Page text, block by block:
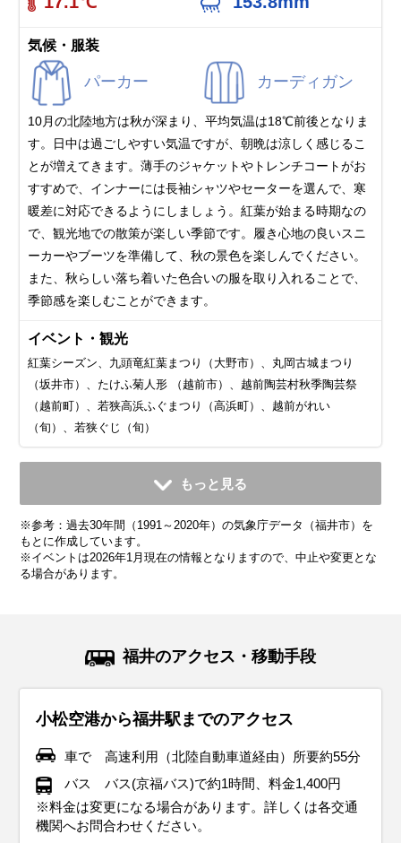
気候・服装
パーカー カーディガン
10月の北陸地方は秋が深まり、平均気温は18℃前後となりま
す。日中は過ごしやすい気温ですが、朝晩は涼しく感じるこ
とが増えてきます。薄手のジャケットやトレンチコートがお
すすめで、インナーには長袖シャツやセーターを選んで、寒
暖差に対応できるようにしましょう。紅葉が始まる時期なの
で、観光地での散策が楽しい季節です。履き心地の良いスニ
ーカーやブーツを準備して、秋の景色を楽しんでください。
また、秋らしい落ち着いた色合いの服を取り入れることで、
季節感を楽しむことができます。
イベント・観光
紅葉シーズン、九頭竜紅葉まつり（大野市）、丸岡古城まつり
（坂井市）、たけふ菊人形 （越前市）、越前陶芸村秋季陶芸祭
（越前町）、若狭高浜ふぐまつり（高浜町）、越前がれい
（旬）、若狭ぐじ（旬）
11月
平均気温・降水量
11.3℃ 196.1mm
気候・服装
11月の北陸地方は紅葉が見頃を迎え、秋らしい景色が広がる
手のジャケットがぴったりで、インナーにはセーターやター
トルネックを合わせて体をしっかり温めましょう。足元には
ブーツを選んで、寒さから守りながら観光中も快適に過ごせ
ます。観光地では冷えを感じることもあるので、ストールや
手袋を携帯しておくと安心です。秋の北陸地方ならではの美
しい庭園や茶屋街を訪れる際には、季節感を意識したスタイ
12月
平均気温・降水量
5.9℃ 304.0mm
気候・服装
12月の北陸地方は冬本番。平均気温は6℃前後で、最低気温
ートテックやフリース素材を取り入れると、寒い日でも快適
に過ごせます。手袋やマフラー、帽子などの防寒小物も忘れ
ずに準備してください。降雪がある場合には、防水性の高い
ブーツと滑りにくいソールを選ぶことが大切です。冬のイル
ミネーションや伝統的な年末行事を楽しむためには、温かさ
と動きやすさを兼ね備えた服装がポイントです。
1月
平均気温・降水量
3.2℃ 284.9mm
気候・服装
1月の北陸地方は寒さが厳しい季節です。平均気温は約4℃
で、厚手のコートやダウンジャケットが必須。足元には防水
性のある滑りにくいソールのブーツがおすすめです。インナ
ーにはヒートテックやフリース素材を取り入れて、しっかり
重ね着を。手袋、マフラー、帽子などの小物も忘れずに準備
して、寒さに負けず快適に過ごしましょう。
2月
平均気温・降水量
3.7℃ 167.7mm
気候・服装
2月の北陸地方は平均気温は4℃程度ですが、雪が多いので防
ックや厚手のセーターでしっかり保温を。北陸地方は風が強
い日も多いので、風を通しにくい素材のコートを選ぶとさら
に快適です。屋外観光では重ね着で体温調整しやすい服装が
おすすめ。雪道で滑らないアイテムがあれば、街歩きも安心
して楽しめます。
3月
平均気温・降水量
7.2℃ 160.7mm
気候・服装
3月の北陸地方は冬から春への移り変わりを感じる季節。平
おすすめ。インナーには厚手のセーターや長袖シャツを着
て、日中はカーディガンなどで調整できると便利です。ま
た、雨が降る日が多いので、防水性のある靴や折りたたみ傘
を持っておくと安心。春の訪れを楽しめる庭園や街歩きに
は、動きやすい服装で出かけましょう。
4月
平均気温・降水量
12.8℃ 137.2mm
気候・服装
4月の北陸地方は春本番！桜が咲き誇り、暖かい日が増える
長袖シャツを合わせて、朝晩の寒さ対策にカーディガンを持
ち歩くと安心です。観光でたくさん歩くことを考えて、履き
心地の良いスニーカーがおすすめ。雨が降る日もあるので、
防水性のある靴や傘を準備しておくと快適に過ごせます。
イベント・観光
5月
平均気温・降水量
18.1℃ 139.1mm
気候・服装
5月の北陸地方は春から初夏への移り変わりを感じる季節で
く、朝晩の涼しさには軽く羽織れるアイテムが便利です。半
袖シャツや薄手のパンツを取り入れた軽やかなコーデで、観
光も快適に楽しめます。晴れた日が多いですが、急な雨に備
えて折りたたみ傘を持っておくと安心です。観光でたくさん
歩く場合は、クッション性のあるスニーカーを履いて足元も
快適に。
6月
平均気温・降水量
22.0℃ 152.8mm
気候・服装
6月の北陸地方は梅雨入りし、雨の日が多くなります。平均
パンツを基本に、必要に応じて軽めのジャケットを羽織ると
便利です。雨対策として、防水性のあるジャケットやレイン
コートを持参すると安心。靴は防水加工されたスニーカーや
レインシューズを選ぶと、雨の日でも快適に観光を楽しめま
す。さらに、屋外観光の際は荷物が濡れないように防水バッ
グも用意しておくと安心です。
7月
平均気温・降水量
26.1℃ 239.8mm
気候・服装
7月の北陸地方は夏本番！平均気温は25℃〜30℃とかなり暑
として、帽子やサングラス、日焼け止めをしっかり使いまし
ょう。ただし、冷房が効いた屋内や公共交通機関では寒く感
じることがあるので、薄手のカーディガンやストールを持ち
歩くと便利です。足元には通気性の良いサンダルや軽量スニ
ーカーを選んで、長時間の散策でも快適に過ごせます。夜は
花火大会などのイベントが多いので、軽めの羽織ものを用意
もっと見る
※参考：過去30年間（1991～2020年）の気象庁データ（福井市）を
もとに作成しています。
※イベントは2026年1月現在の情報となりますので、中止や変更とな
る場合があります。
福井のアクセス・移動手段
小松空港から福井駅までのアクセス
車で 高速利用（北陸自動車道経由）所要約55分
バス バス(京福バス)で約1時間、料金1,400円
※料金は変更になる場合があります。詳しくは各交通
機関へお問合わせください。